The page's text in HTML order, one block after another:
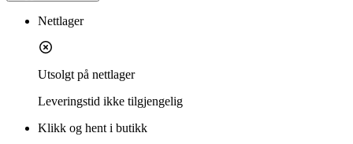
Nettlager
Utsolgt på nettlager
Leveringstid ikke tilgjengelig
Klikk og hent i butikk